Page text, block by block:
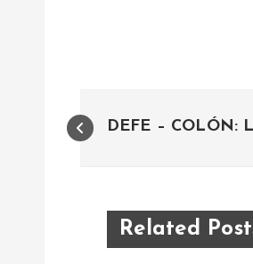
N
DEFE – COLÓN:
Related